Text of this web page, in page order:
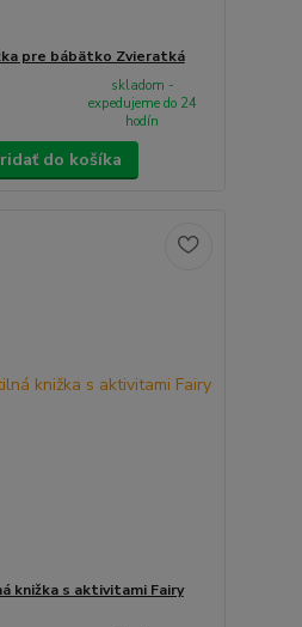
pre bábätko Zvieratká
skladom -
expedujeme do 24
hodín
do košíka
knižka s aktivitami Fairy